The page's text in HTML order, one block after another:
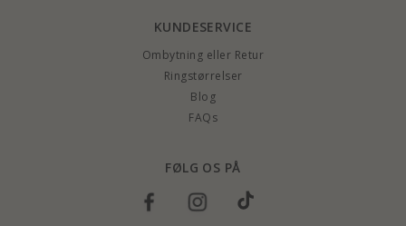
KUNDESERVICE
Ombytning eller Retur
Ringstørrelser
Blog
FAQs
FØLG OS PÅ